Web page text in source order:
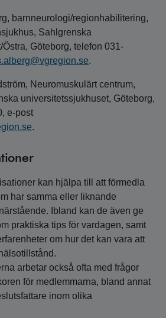
barnneurologi/regionhabilitering,
Sahlgrenska
Göteborg, telefon 031-
.
Neuromuskulärt centrum,
universitetssjukhuset, Göteborg,
e-post
.
kan hjälpa till att förmedla
har samma eller liknande
Ibland kan de även ge
praktiska tips för vardagen, samt
om hur det kan vara att
arbetar också ofta med frågor
för medlemmarna, bland annat
inom olika